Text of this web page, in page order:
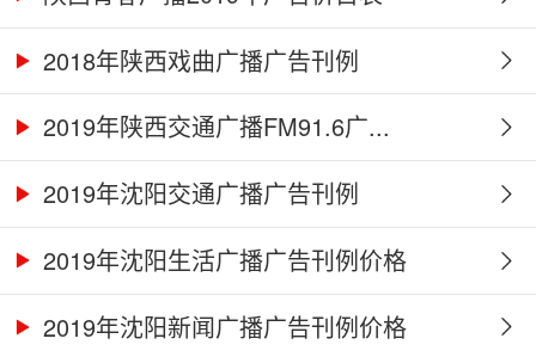
2018年陕西戏曲广播广告刊例
2019年陕西交通广播FM91.6广...
2019年沈阳交通广播广告刊例
2019年沈阳生活广播广告刊例价格
2019年沈阳新闻广播广告刊例价格